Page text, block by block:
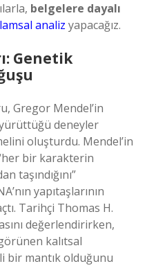
belgelere dayalı
analiz yapacağız.
Genetik
Gregor Mendel’in
deneyler
oluşturdu. Mendel’in
bir karakterin
taşındığını”
yapıtaşlarının
Tarihçi Thomas H.
değerlendirirken,
kalıtsal
bir mantık olduğunu